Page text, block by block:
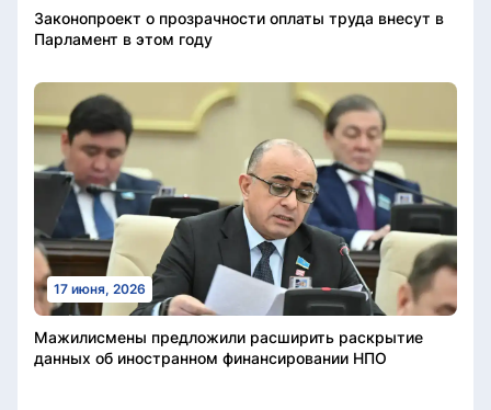
Законопроект о прозрачности оплаты труда внесут в
Парламент в этом году
17 июня, 2026
Мажилисмены предложили расширить раскрытие
данных об иностранном финансировании НПО